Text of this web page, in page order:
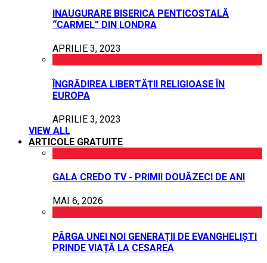
INAUGURARE BISERICA PENTICOSTALĂ
“CARMEL” DIN LONDRA
APRILIE 3, 2023
ÎNGRĂDIREA LIBERTĂȚII RELIGIOASE ÎN
EUROPA
APRILIE 3, 2023
VIEW ALL
ARTICOLE GRATUITE
GALA CREDO TV - PRIMII DOUĂZECI DE ANI
MAI 6, 2026
PÂRGA UNEI NOI GENERAȚII DE EVANGHELIȘTI
PRINDE VIAȚĂ LA CESAREA